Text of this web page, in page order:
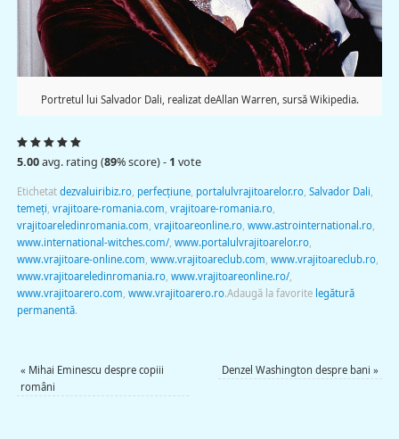
Portretul lui Salvador Dali, realizat deAllan Warren, sursă Wikipedia.
5.00avg. rating (89% score) - 1 vote
Etichetat dezvaluiribiz.ro, perfecţiune, portalulvrajitoarelor.ro, Salvador Dali
temeţi vrajitoare-romania.com vrajitoare-romania.ro,
vrajitoareledinromania.com vrajitoareonline.ro, www.astrointernational.ro,
www.international-witches.com/, www.portalulvrajitoarelor.ro,
www.vrajitoare-online.com www.vrajitoareclub.com www.vrajitoareclub.ro,
www.vrajitoareledinromania.ro, www.vrajitoareonline.ro/,
www.vrajitoarero.com www.vrajitoarero.ro.Adaugă la favorite legătură
permanentă.
« Mihai Eminescu despre copiii
români
Denzel Washington despre bani»